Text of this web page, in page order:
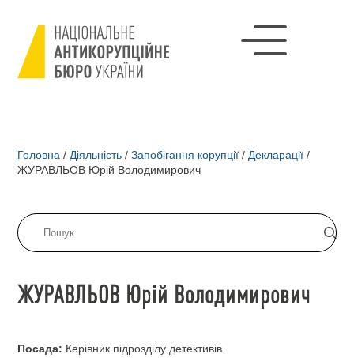
Головна / Діяльність / Запобігання корупції / Декларації /
ЖУРАВЛЬОВ Юрій Володимирович
ЖУРАВЛЬОВ Юрій Володимирович
Посада: Керівник підрозділу детективів